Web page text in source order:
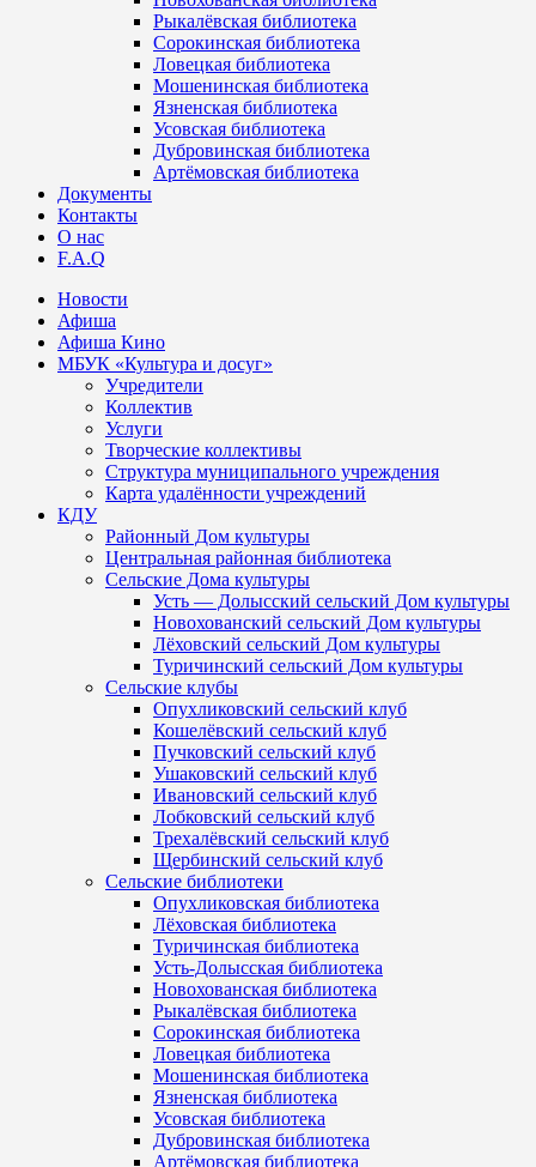
Рыкалёвская библиотека
Сорокинская библиотека
Ловецкая библиотека
Мошенинская библиотека
Язненская библиотека
Усовская библиотека
Дубровинская библиотека
Артёмовская библиотека
Документы
Контакты
О нас
F.A.Q
Новости
Афиша
Афиша Кино
МБУК «Культура и досуг»
Учредители
Коллектив
Услуги
Творческие коллективы
Структура муниципального учреждения
Карта удалённости учреждений
КДУ
Районный Дом культуры
Центральная районная библиотека
Сельские Дома культуры
Усть — Долысский сельский Дом культуры
Новохованский сельский Дом культуры
Лёховский сельский Дом культуры
Туричинский сельский Дом культуры
Сельские клубы
Опухликовский сельский клуб
Кошелёвский сельский клуб
Пучковский сельский клуб
Ушаковский сельский клуб
Ивановский сельский клуб
Лобковский сельский клуб
Трехалёвский сельский клуб
Щербинский сельский клуб
Сельские библиотеки
Опухликовская библиотека
Лёховская библиотека
Туричинская библиотека
Усть-Долысская библиотека
Новохованская библиотека
Рыкалёвская библиотека
Сорокинская библиотека
Ловецкая библиотека
Мошенинская библиотека
Язненская библиотека
Усовская библиотека
Дубровинская библиотека
Артёмовская библиотека